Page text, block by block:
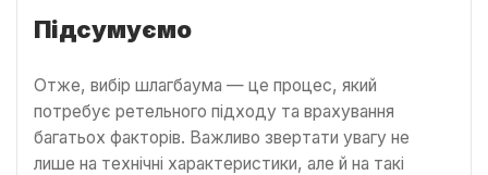
Підсумуємо
Отже, вибір шлагбаума — це процес, який
потребує ретельного підходу та врахування
багатьох факторів. Важливо звертати увагу не
лише на технічні характеристики, але й на такі